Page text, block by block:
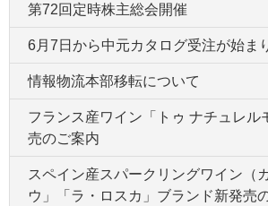
第72回定時株主総会開催
6月7日から中元カタログ受注が始ま
情報物流本部移転について
フランス産ワイン「トゥ ナチュレ
売のご案内
スペイン産スパークリングワイン（
ウ」「ラ・ロスカ」ブランド新発売